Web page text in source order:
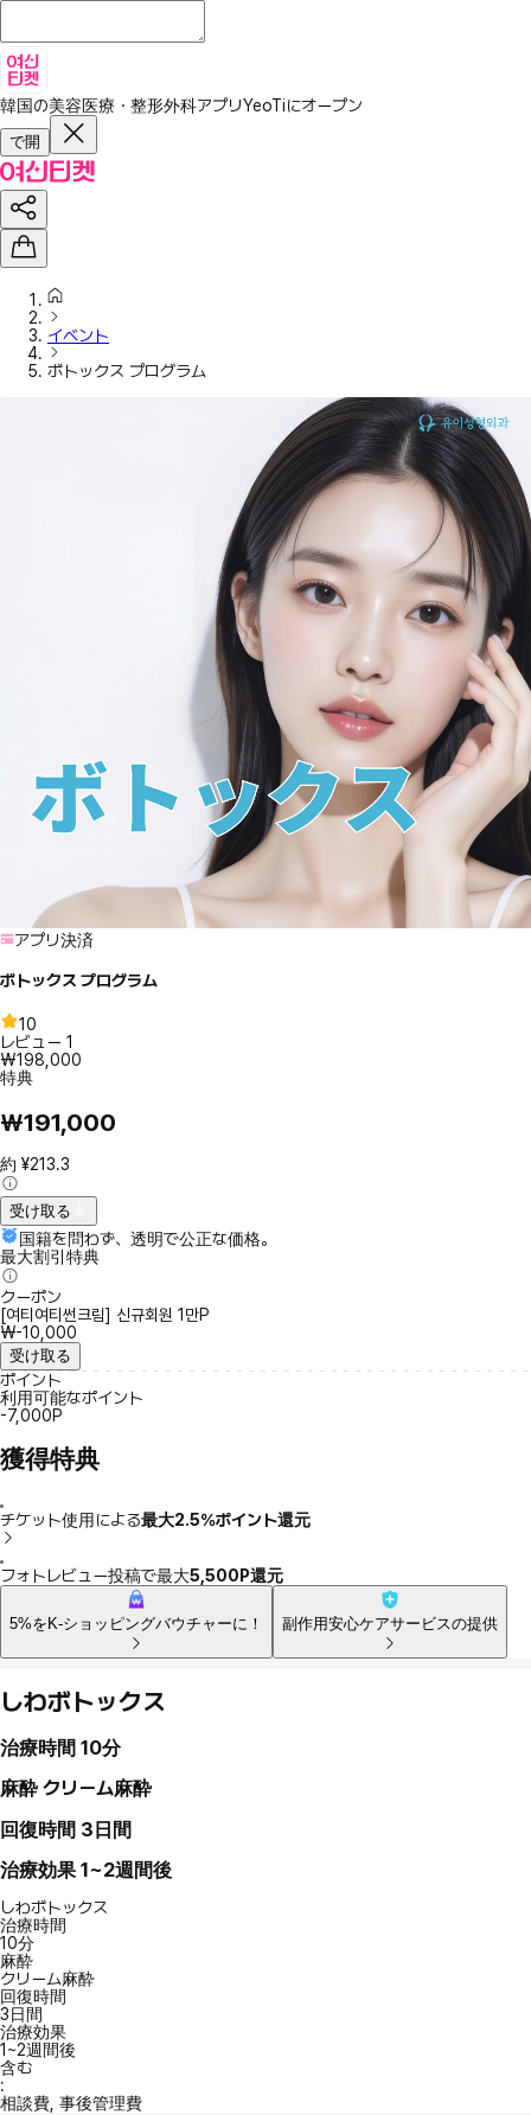
韓国の美容医療・整形外科アプリYeoTiにオープン
で開
イベント
ボトックス プログラム
アプリ決済
ボトックス プログラム
10
レビュー 1
₩198,000
特典
₩191,000
約 ¥213.3
受け取る
国籍を問わず、透明で公正な価格。
最大割引特典
クーポン
[여티여티썬크림] 신규회원 1만P
₩-10,000
受け取る
ポイント
利用可能なポイント
-7,000P
獲得特典
チケット使用による最大2.5％ポイント還元
フォトレビュー投稿で最大5,500P還元
5%をK-ショッピングバウチャーに！ 副作用安心ケアサービスの提供
しわボトックス
治療時間 10分
麻酔 クリーム麻酔
回復時間 3日間
治療効果 1~2週間後
しわボトックス
治療時間
10分
麻酔
クリーム麻酔
回復時間
3日間
治療効果
1~2週間後
含む
:
相談費, 事後管理費